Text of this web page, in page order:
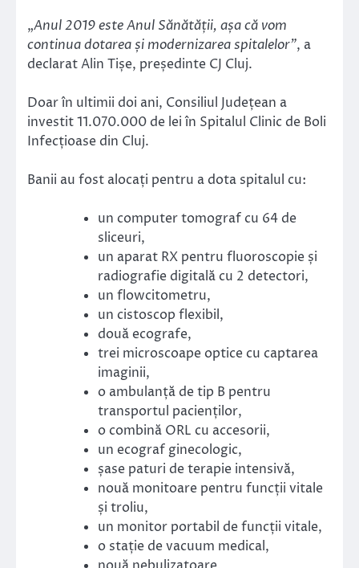
„Anul 2019 este Anul Sănătății, așa că vom
continua dotarea și modernizarea spitalelor”, a
declarat Alin Tișe, președinte CJ Cluj.
Doar în ultimii doi ani, Consiliul Județean a
investit 11.070.000 de lei în Spitalul Clinic de Boli
Infecțioase din Cluj.
Banii au fost alocați pentru a dota spitalul cu:
un computer tomograf cu 64 de
sliceuri,
un aparat RX pentru fluoroscopie și
radiografie digitală cu 2 detectori,
un flowcitometru,
un cistoscop flexibil,
două ecografe,
trei microscoape optice cu captarea
imaginii,
o ambulanță de tip B pentru
transportul pacienților,
o combină ORL cu accesorii,
un ecograf ginecologic,
șase paturi de terapie intensivă,
nouă monitoare pentru funcții vitale
și troliu,
un monitor portabil de funcții vitale,
o stație de vacuum medical,